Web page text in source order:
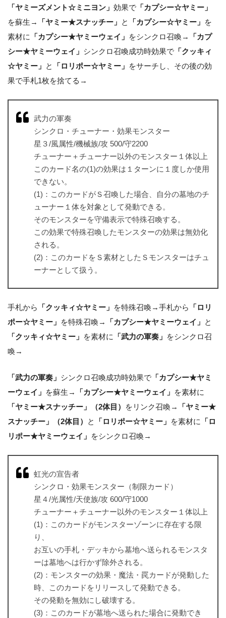
「ヤミーズメント☆ミニヨン」 効果で 「カプシー☆ヤミー」
を蘇生→
「ヤミー★スナッチー」 と 「カプシー☆ヤミー」 を
素材に
「カプシー★ヤミーウェイ」 をシンクロ召喚→
「カプ
シー★ヤミーウェイ」 シンクロ召喚成功時効果で 「クッキィ
☆ヤミー」 と 「ロリポー☆ヤミー」 をサーチし、その後の効
果で手札1枚を捨てる→
武力の軍奏
シンクロ・チューナー・効果モンスター
星３/風属性/機械族/攻 500/守2200
チューナー＋チューナー以外のモンスター１体以上
このカード名の(1)の効果は１ターンに１度しか使用
できない。
(1)：このカードがＳ召喚した場合、自分の墓地のチ
ューナー１体を対象として発動できる。
そのモンスターを守備表示で特殊召喚する。
この効果で特殊召喚したモンスターの効果は無効化
される。
(2)：このカードをＳ素材としたＳモンスターはチュ
ーナーとして扱う。
手札から 「クッキィ☆ヤミー」 を特殊召喚→手札から
「ロリ
ポー☆ヤミー」 を特殊召喚→ 「カプシー★ヤミーウェイ」 と
「クッキィ☆ヤミー」 を素材に 「武力の軍奏」 をシンクロ召
喚→
「武力の軍奏」 シンクロ召喚成功時効果で 「カプシー★ヤミ
ーウェイ」 を蘇生→ 「カプシー★ヤミーウェイ」 を素材に
「ヤミー★スナッチー」（2体目）
をリンク召喚→
「ヤミー★
スナッチー」（2体目）
と 「ロリポー☆ヤミー」 を素材に
「ロ
リポー★ヤミーウェイ」 をシンクロ召喚→
虹光の宣告者
シンクロ・効果モンスター（制限カード）
星４/光属性/天使族/攻 600/守1000
チューナー＋チューナー以外のモンスター１体以上
(1)：このカードがモンスターゾーンに存在する限
り、
お互いの手札・デッキから墓地へ送られるモンスタ
ーは墓地へは行かず除外される。
(2)：モンスターの効果・魔法・罠カードが発動した
時、このカードをリリースして発動できる。
その発動を無効にし破壊する。
(3)：このカードが墓地へ送られた場合に発動でき